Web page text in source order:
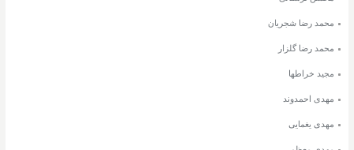
محمد رضا شجریان
محمد رضا گلزار
مجید خراطها
مهدی احمدوند
مهدی یغمایی